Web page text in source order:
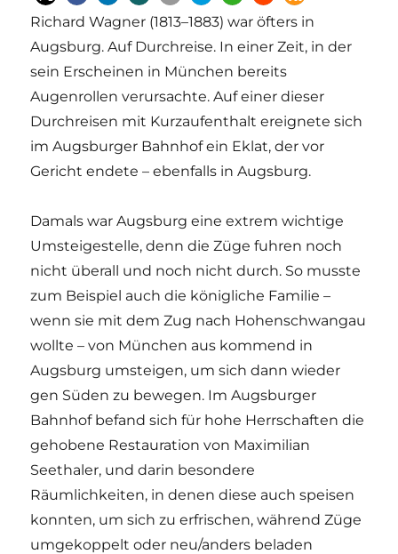
Richard Wagner (1813–1883) war öfters in
Augsburg. Auf Durchreise. In einer Zeit, in der
sein Erscheinen in München bereits
Augenrollen verursachte. Auf einer dieser
Durchreisen mit Kurzaufenthalt ereignete sich
im Augsburger Bahnhof ein Eklat, der vor
Gericht endete – ebenfalls in Augsburg.
Damals war Augsburg eine extrem wichtige
Umsteigestelle, denn die Züge fuhren noch
nicht überall und noch nicht durch. So musste
zum Beispiel auch die königliche Familie –
wenn sie mit dem Zug nach Hohenschwangau
wollte – von München aus kommend in
Augsburg umsteigen, um sich dann wieder
gen Süden zu bewegen. Im Augsburger
Bahnhof befand sich für hohe Herrschaften die
gehobene Restauration von Maximilian
Seethaler, und darin besondere
Räumlichkeiten, in denen diese auch speisen
konnten, um sich zu erfrischen, während Züge
umgekoppelt oder neu/anders beladen